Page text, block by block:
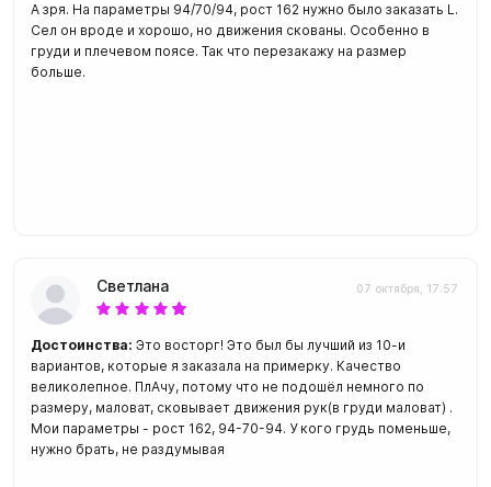
А зря. На параметры 94/70/94, рост 162 нужно было заказать L.
Сел он вроде и хорошо, но движения скованы. Особенно в
груди и плечевом поясе. Так что перезакажу на размер
больше.
Светлана 07 октября, 17:57
Достоинства: Это восторг! Это был бы лучший из 10-и
вариантов, которые я заказала на примерку. Качество
великолепное. ПлАчу, потому что не подошёл немного по
размеру, маловат, сковывает движения рук(в груди маловат) .
Мои параметры - рост 162, 94-70-94. У кого грудь поменьше,
нужно брать, не раздумывая